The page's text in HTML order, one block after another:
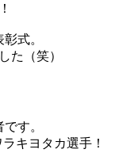
式。
た（笑）
す。
ヨタカ選手！